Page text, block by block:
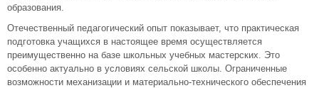
образования.
Отечественный педагогический опыт показывает, что практическая
подготовка учащихся в настоящее время осуществляется
преимущественно на базе школьных учебных мастерских. Это
особенно актуально в условиях сельской школы. Ограниченные
возможности механизации и материально-технического обеспечения